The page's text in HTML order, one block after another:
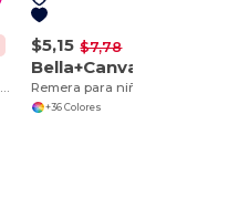
Remera unisex de manga corta Jersey
$5,15 $7,78
Bella+Canvas 3001Y
+36 Colores